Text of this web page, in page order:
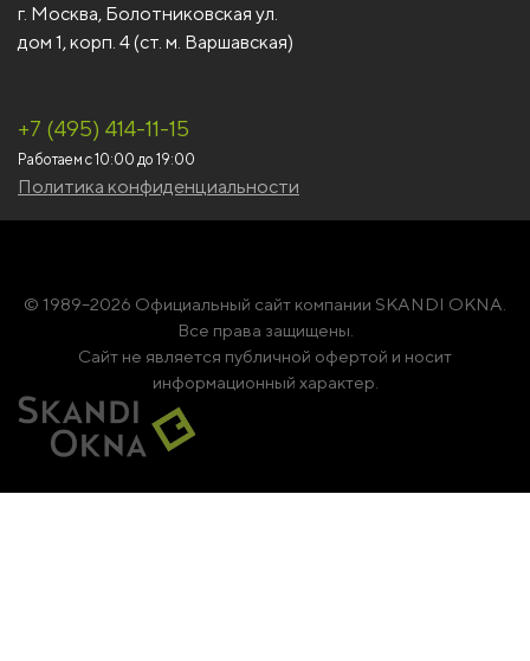
г. Москва, Болотниковская ул.
дом 1, корп. 4 (ст. м. Варшавская)
+7 (495) 414-11-15
Работаем с 10:00 до 19:00
Политика конфиденциальности
© 1989–2026 Официальный сайт компании SKANDI OKNA.
Все права защищены.
Сайт не является публичной офертой и носит
информационный характер.